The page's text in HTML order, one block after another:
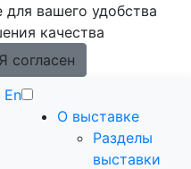
вашего удобства
качества
Я согласен
En
О выставке
Разделы
выставки